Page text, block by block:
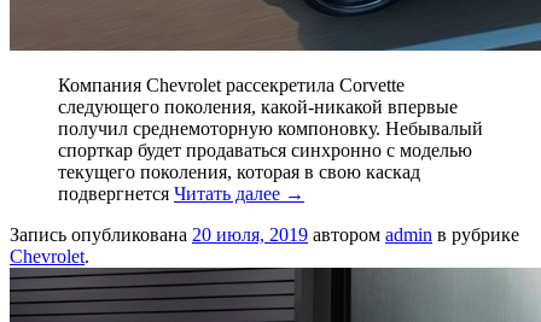
Компания Chevrolet рассекретила Corvette
следующего поколения, какой-никакой впервые
получил среднемоторную компоновку. Небывалый
спорткар будет продаваться синхронно с моделью
текущего поколения, которая в свою каскад
подвергнется Читать далее →
Запись опубликована 20 июля, 2019 автором admin в рубрике
Chevrolet.